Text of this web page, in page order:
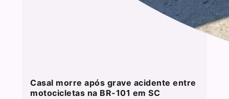
Casal morre após grave acidente entre
motocicletas na BR-101 em SC